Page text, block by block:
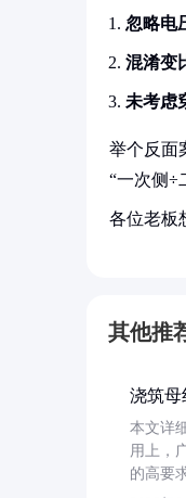
忽略电
混淆变
未考虑
举个反面
“一次侧÷
各位老板
其他推
浇筑母
本文详
用上，
的高要